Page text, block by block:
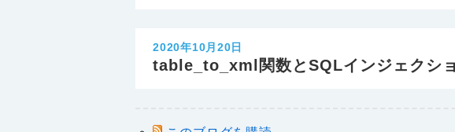
2020年10月20日
table_to_xml関数とSQLインジェクシ